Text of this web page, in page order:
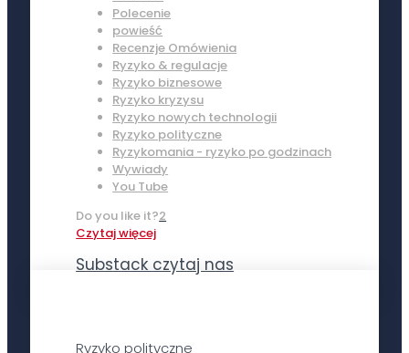
Polecenie
powieść
Recenzje Omówienia
Ryzyko & regulacje
Ryzyko biznesowe
Ryzyko kryzysu
Ryzyko nowych technologii
Ryzyko polityczne
Ryzykomania - ryzyko po godzinach
Wywiady
You Tube
Do you like it?2
Czytaj więcej
Substack czytaj nas
Ryzyko polityczne